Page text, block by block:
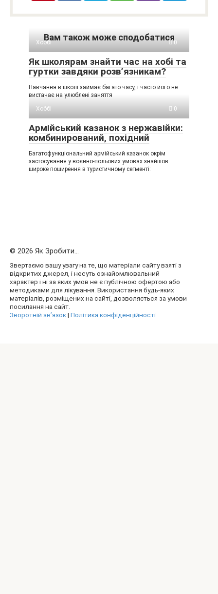
Вам також може сподобатися
Хоббі 0
Як школярам знайти час на хобі та
гуртки завдяки розв’язникам?
Навчання в школі займає багато часу, і часто його не
вистачає на улюблені заняття
Хоббі
0
Армійський казанок з нержавійки:
комбинирований, похідний
Багатофункціональний армійський казанок окрім
застосування у воєнно-польових умовах знайшов
широке поширення в туристичному сегменті:
© 2026 Як Зробити...
Звертаємо вашу увагу на те, що матеріали сайту взяті з
відкритих джерел, і несуть ознайомлювальний
характер і ні за яких умов не є публічною офертою або
методиками для лікування. Використання будь-яких
матеріалів, розміщених на сайті, дозволяється за умови
посилання на сайт.
Зворотній зв’язок| Політика конфіденційності